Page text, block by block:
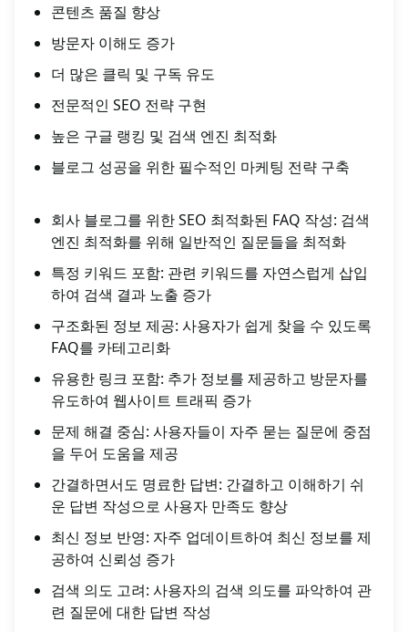
콘텐츠 품질 향상
방문자 이해도 증가
더 많은 클릭 및 구독 유도
전문적인 SEO 전략 구현
높은 구글 랭킹 및 검색 엔진 최적화
블로그 성공을 위한 필수적인 마케팅 전략 구축
회사 블로그를 위한 SEO 최적화된 FAQ 작성: 검색
엔진 최적화를 위해 일반적인 질문들을 최적화
특정 키워드 포함: 관련 키워드를 자연스럽게 삽입
하여 검색 결과 노출 증가
구조화된 정보 제공: 사용자가 쉽게 찾을 수 있도록
FAQ를 카테고리화
유용한 링크 포함: 추가 정보를 제공하고 방문자를
유도하여 웹사이트 트래픽 증가
문제 해결 중심: 사용자들이 자주 묻는 질문에 중점
을 두어 도움을 제공
간결하면서도 명료한 답변: 간결하고 이해하기 쉬
운 답변 작성으로 사용자 만족도 향상
최신 정보 반영: 자주 업데이트하여 최신 정보를 제
공하여 신뢰성 증가
검색 의도 고려: 사용자의 검색 의도를 파악하여 관
련 질문에 대한 답변 작성